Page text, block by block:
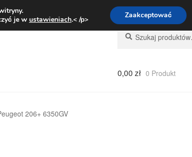
Pn.-pt. 9:00-16:00800 003 167
Szukaj:
Szukaj
0,00 zł 0 Produkt
206+ 6350GV
je w ustawieniach.< /p> Zaakceptować